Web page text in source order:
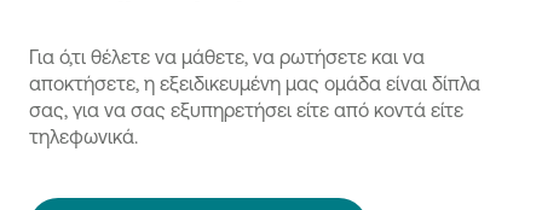
Για ό,τι θέλετε να μάθετε, να ρωτήσετε και να
αποκτήσετε, η εξειδικευμένη μας ομάδα είναι δίπλα
σας, για να σας εξυπηρετήσει είτε από κοντά είτε
τηλεφωνικά.